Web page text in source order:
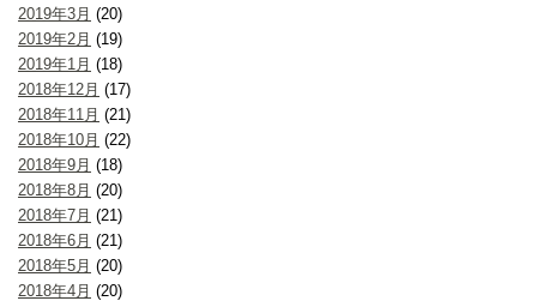
2019年3月 (20)
2019年2月 (19)
2019年1月 (18)
2018年12月 (17)
2018年11月 (21)
2018年10月 (22)
2018年9月 (18)
2018年8月 (20)
2018年7月 (21)
2018年6月 (21)
2018年5月 (20)
2018年4月 (20)